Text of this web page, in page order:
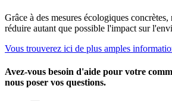
Grâce à des mesures écologiques
réduire autant que possible l'impact sur
Vous trouverez ici de plus amples
Avez-vous besoin d'aide pour votre
nous poser vos questions.